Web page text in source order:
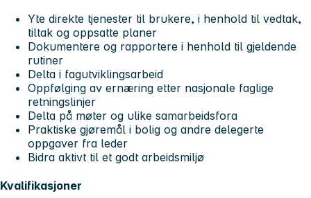
Yte direkte tjenester til brukere, i henhold til vedtak,
tiltak og oppsatte planer
Dokumentere og rapportere i henhold til gjeldende
rutiner
Delta i fagutviklingsarbeid
Oppfølging av ernæring etter nasjonale faglige
retningslinjer
Delta på møter og ulike samarbeidsfora
Praktiske gjøremål i bolig og andre delegerte
oppgaver fra leder
Bidra aktivt til et godt arbeidsmiljø
Kvalifikasjoner